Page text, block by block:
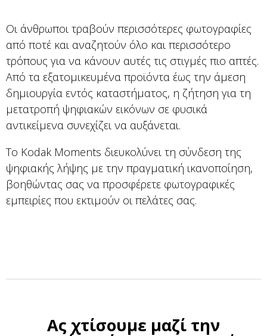
Οι άνθρωποι τραβούν περισσότερες φωτογραφίες
από ποτέ και αναζητούν όλο και περισσότερο
τρόπους για να κάνουν αυτές τις στιγμές πιο απτές.
Από τα εξατομικευμένα προϊόντα έως την άμεση
δημιουργία εντός καταστήματος, η ζήτηση για τη
μετατροπή ψηφιακών εικόνων σε φυσικά
αντικείμενα συνεχίζει να αυξάνεται.
Το Kodak Moments διευκολύνει τη σύνδεση της
ψηφιακής λήψης με την πραγματική ικανοποίηση,
βοηθώντας σας να προσφέρετε φωτογραφικές
εμπειρίες που εκτιμούν οι πελάτες σας.
Ας χτίσουμε μαζί την